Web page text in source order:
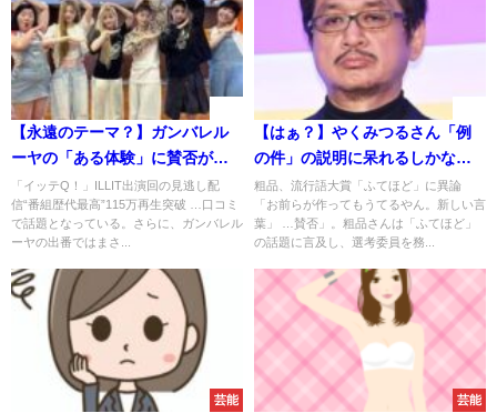
【永遠のテーマ？】ガンバレル
ーヤの「ある体験」に賛否が分
かれる事態に
「イッテQ！」ILLIT出演回の見逃し配
信“番組歴代最高”115万再生突破 …口コミ
で話題となっている。さらに、ガンバレル
ーヤの出番ではまさ...
【はぁ？】やくみつるさん「例
の件」の説明に呆れるしかない
事態に
粗品、流行語大賞「ふてほど」に異論
「お前らが作ってもうてるやん。新しい言
葉」 …賛否」。粗品さんは「ふてほど」
の話題に言及し、選考委員を務...
芸能 芸能